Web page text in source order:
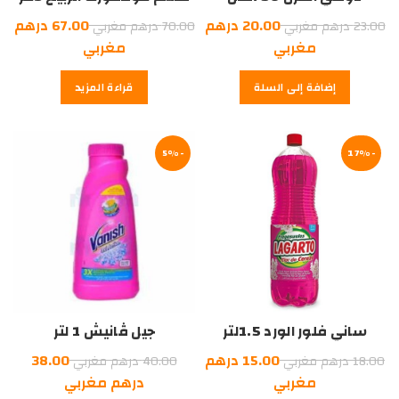
23.00درهم مغربيالسعر
الأصلي
هو:
23.00
20.00 درهم
مغربي
الحالي
هو:
مغربي.
إضافة إلى السلة
70.00درهم مغربيالسعر
الأصلي
هو:
70.00
67.00 درهم
مغربي
الحالي
هو:
قراءة المزيد
-17%
ساني فلور الورد 1.5لتر
18.00درهم مغربيالسعر
الأصلي
15.00 درهم
مغربي
-5%
جيل ڤانيش 1 لتر
40.00درهم مغربيالسعر
الأصلي
38.00
درهم مغربي